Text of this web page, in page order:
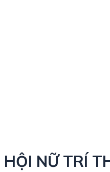
HỘI NỮ TRÍ